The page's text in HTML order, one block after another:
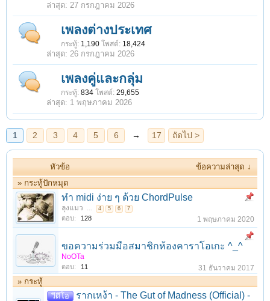
27 กรกฎาคม 2026
เพลงต่างประเทศ
กระทู้: 1,190 โพสต์: 18,424
26 กรกฎาคม 2026
เพลงคู่และกลุ่ม
กระทู้: 834 โพสต์: 29,655
1 พฤษภาคม 2026
2 5 6 → 17 ถัดไป >
หัวข้อ
ข้อความล่าสุด ↓
» กระทู้ปักหมุด
ทำ midi ง่าย ๆ ด้วย ChordPulse
ลุงแมว ... 4 5 6 7
ตอบ: 128 1 พฤษภาคม 2020
ขอความร่วมมือสมาชิกห้องคาราโอเกะ ^_^
NoOTa
ตอบ: 11 31 ธันวาคม 2017
» กระทู้
วีดีโอ
รากเหง้า - The Gut of Madness (Official) -